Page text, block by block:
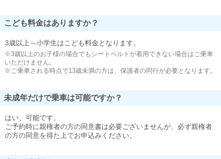
こども料金はありますか？
3歳以上～小学生はこども料金となります。
※3歳以上のお子様の場合でもシートベルトが着用できない場合はご乗車
いただけません。
※ご乗車される時点で13歳未満の方は、保護者の同行が必要となります。
未成年だけで乗車は可能ですか？
はい、可能です。
ご予約時に親権者の方の同意書は必要ございませんが、必ず親権者
の方の同意を得た上でお申込みください。